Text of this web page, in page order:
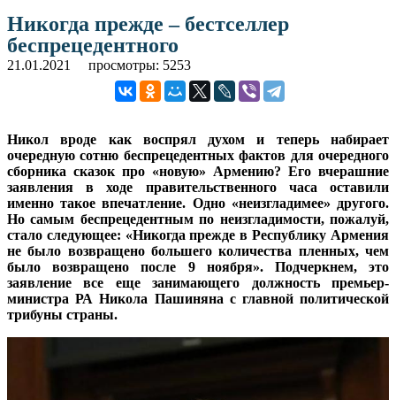
Никогда прежде – бестселлер
беспрецедентного
21.01.2021 просмотры: 5253
Никол вроде как воспрял духом и теперь набирает
очередную сотню беспрецедентных фактов для очередного
сборника сказок про «новую» Армению? Его вчерашние
заявления в ходе правительственного часа оставили
именно такое впечатление. Одно «неизгладимее» другого.
Но самым беспрецедентным по неизгладимости, пожалуй,
стало следующее: «Никогда прежде в Республику Армения
не было возвращено большего количества пленных, чем
было возвращено после 9 ноября». Подчеркнем, это
заявление все еще занимающего должность премьер-
министра РА Никола Пашиняна с главной политической
трибуны страны.